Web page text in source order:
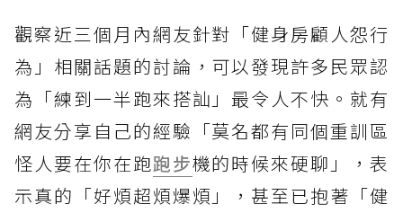
觀察近三個月內網友針對「健身房顧人怨行
為」相關話題的討論，可以發現許多民眾認
為「練到一半跑來搭訕」最令人不快。就有
網友分享自己的經驗「莫名都有同個重訓區
怪人要在你在跑跑步機的時候來硬聊」，表
示真的「好煩超煩爆煩」，甚至已抱著「健